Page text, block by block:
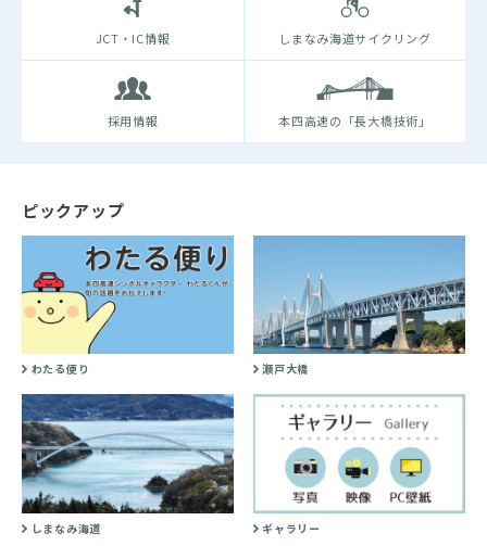
JCT・IC情報 しまなみ海道サイクリング
採用情報 本四高速の「長大橋技術」
ピックアップ
わたる便り 瀬戸大橋
しまなみ海道 ギャラリー